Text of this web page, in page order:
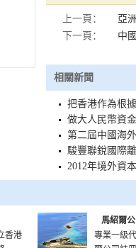
上一頁：
亞
下一頁：
中
相關新聞
把香港作為根
做大人民幣資
第二屆中國海
駿豐聯銳國際
2012年境外資
香港
馬紹爾公
專業一級